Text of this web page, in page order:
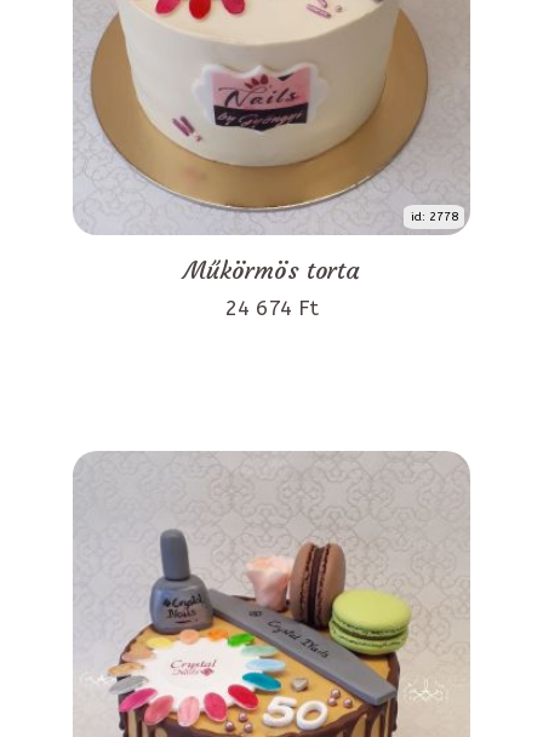
id: 2778
Műkörmös torta
24 674 Ft